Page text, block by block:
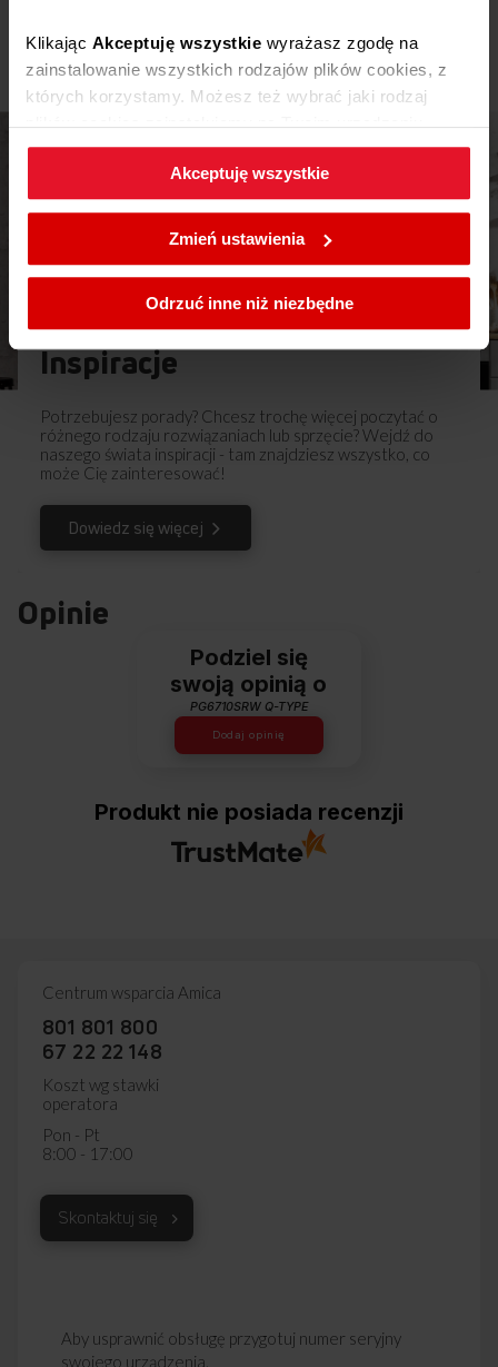
Klikając Akceptuję wszystkie wyrażasz zgodę na
zainstalowanie wszystkich rodzajów plików cookies, z
których korzystamy. Możesz też wybrać jaki rodzaj
plików cookies zainstalujemy na Twoim urządzeniu,
klikającZmień ustawienia.
W każdej chwili możesz zmienić wybrane przez Ciebie
ustawienia plików cookies wchodząc w zakładkę
Akceptuję wszystkie
Zmień ustawienia
Odrzuć inne niż niezbędne
Instrukcja obsługi Pobierz
Inspiracje
Potrzebujesz porady? Chcesz trochę więcej poczytać o
różnego rodzaju rozwiązaniach lub sprzęcie? Wejdź do
naszego świata inspiracji - tam znajdziesz wszystko, co
może Cię zainteresować!
Dowiedz się więcej
Opinie
Podziel się
swoją opinią o
PG6710SRW Q-TYPE
Dodaj opinię
Produkt nie posiada recenzji
Centrum wsparcia Amica
801 801 800
67 22 22 148
Koszt wg stawki
operatora
Pon - Pt
8:00 - 17:00
Skontaktuj się
Aby usprawnić obsługę przygotuj numer seryjny
swojego urządzenia.